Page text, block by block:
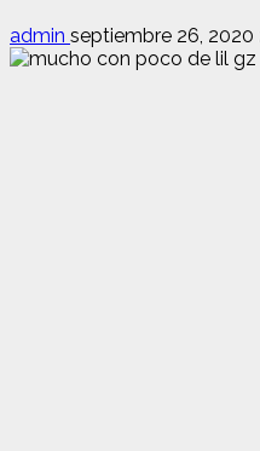
admin septiembre 26, 2020